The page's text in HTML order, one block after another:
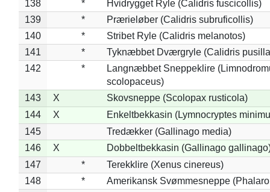
138
*
Hvidrygget Ryle (Calidris fuscicollis)
139
*
Prærieløber (Calidris subruficollis)
140
*
Stribet Ryle (Calidris melanotos)
141
*
Tyknæbbet Dværgryle (Calidris
142
*
Langnæbbet Sneppeklire
scolopaceus)
143
X
Skovsneppe (Scolopax rusticola)
144
X
Enkeltbekkasin (Lymnocryptes
145
Tredækker (Gallinago media)
146
X
Dobbeltbekkasin (Gallinago
147
*
Terekklire (Xenus cinereus)
148
*
Amerikansk Svømmesneppe